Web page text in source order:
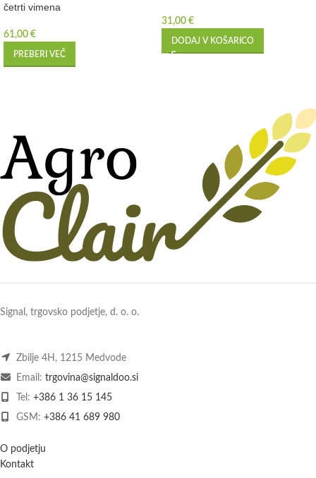
četrti vimena
61,00 €
PREBERI VEČ
31,00 €
DODAJ V KOŠARICO
Signal, trgovsko podjetje, d. o. o.
Zbilje 4H, 1215 Medvode
Email: trgovina@signaldoo.si
Tel: +386 1 36 15 145
GSM: +386 41 689 980
O podjetju
Kontakt